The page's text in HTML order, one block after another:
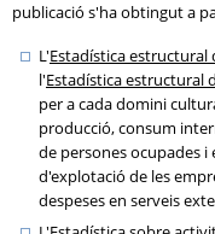
publicació s'ha obtingut a
L'Estadística
l'Estadística estructural
per a cada domini
producció, consum
de persones ocupades
d'explotació de les
despeses en serveis